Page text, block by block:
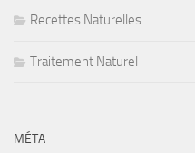
Recettes Naturelles
Traitement Naturel
MÉTA